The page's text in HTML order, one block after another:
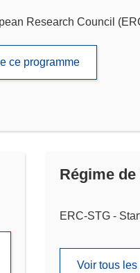
Research Council
ce programme
Régime
ERC-STG -
Voir tous